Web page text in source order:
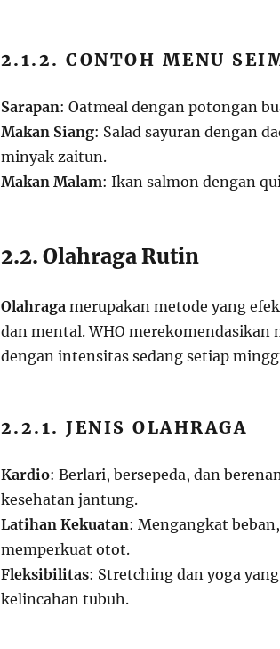
2.1.2. CONTOH MENU
Sarapan: Oatmeal dengan potongan
Makan Siang: Salad sayuran dengan
minyak zaitun.
Makan Malam: Ikan salmon dengan
2.2. Olahraga Rutin
Olahragamerupakan metode yang
dan mental. WHO
dengan intensitas sedang setiap
2.2.1. JENIS OLAHRAGA
Kardio: Berlari, bersepeda, dan
kesehatan jantung.
Latihan Kekuatan: Mengangkat
memperkuat otot.
Fleksibilitas: Stretching dan yoga
kelincahan tubuh.